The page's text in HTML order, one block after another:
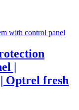
|
Optrel fresh